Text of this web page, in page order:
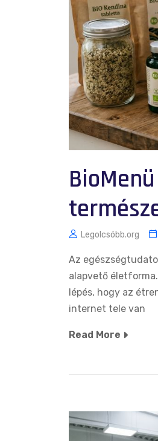
Legolcsóbb.org
Az
alapvető
lépés, hogy az
internet tele van
Read More